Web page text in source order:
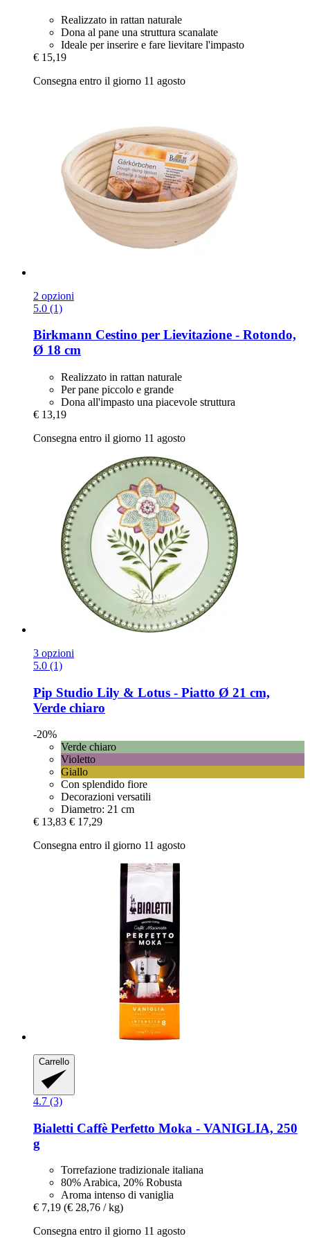
Realizzato in rattan naturale
Dona al pane una struttura scanalate
Ideale per inserire e fare lievitare l'impasto
€ 15,19
Consegna entro il giorno 11 agosto
2 opzioni
5.0 (1)
Birkmann Cestino per Lievitazione -​ Rotondo,
Ø 18 cm
Realizzato in rattan naturale
Per pane piccolo e grande
Dona all'impasto una piacevole struttura
€ 13,19
Consegna entro il giorno 11 agosto
3 opzioni
5.0 (1)
Pip Studio Lily & Lotus -​ Piatto Ø 21 cm,
Verde chiaro
-20%
Verde chiaro
Violetto
Giallo
Con splendido fiore
Decorazioni versatili
Diametro: 21 cm
€ 13,83 € 17,29
Consegna entro il giorno 11 agosto
Carrello
4.7 (3)
Bialetti Caffè Perfetto Moka -​ VANIGLIA, 250
g
Torrefazione tradizionale italiana
80% Arabica, 20% Robusta
Aroma intenso di vaniglia
€ 7,19 (€ 28,76 / kg)
Consegna entro il giorno 11 agosto